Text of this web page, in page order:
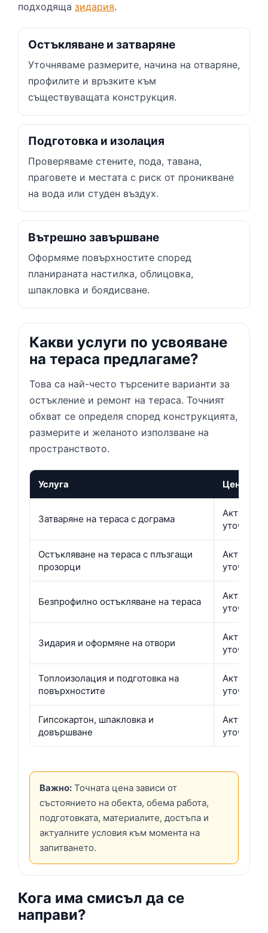
подходяща зидария.
Остъкляване и затваряне
Уточняваме размерите, начина на отваряне,
профилите и връзките към
съществуващата конструкция.
Подготовка и изолация
Проверяваме стените, пода, тавана,
праговете и местата с риск от проникване
на вода или студен въздух.
Вътрешно завършване
Оформяме повърхностите според
планираната настилка, облицовка,
шпакловка и боядисване.
Какви услуги по усвояване
на тераса предлагаме?
Това са най-често търсените варианти за
остъкление и ремонт на тераса. Точният
обхват се определя според конструкцията,
размерите и желаното използване на
пространството.
Услуга Цена
Затваряне на тераса с дограма
Актуална
Остъкляване на тераса с плъзгащи
прозорци
Актуална
Безпрофилно остъкляване на тераса
Актуална
Зидария и оформяне на отвори
Актуална
Топлоизолация и подготовка на
повърхностите
Актуална
Гипсокартон, шпакловка и
довършване
Актуална
Важно: Точната цена зависи от
състоянието на обекта, обема работа,
подготовката, материалите, достъпа и
актуалните условия към момента на
запитването.
Кога има смисъл да се
направи?